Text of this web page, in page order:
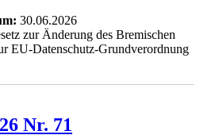
30.06.2026
zur Änderung des Bremischen
EU-Datenschutz-Grundverordnung
Nr. 71